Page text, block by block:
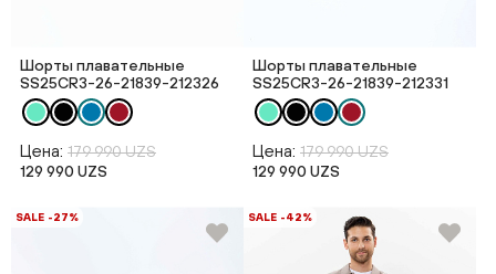
Шорты плавательные
SS25CR3-26-21839-212326
Цена: 179 990 UZS
129 990 UZS
Шорты плавательные
SS25CR3-26-21839-212331
Цена: 179 990 UZS
129 990 UZS
SALE -27% SALE -42%